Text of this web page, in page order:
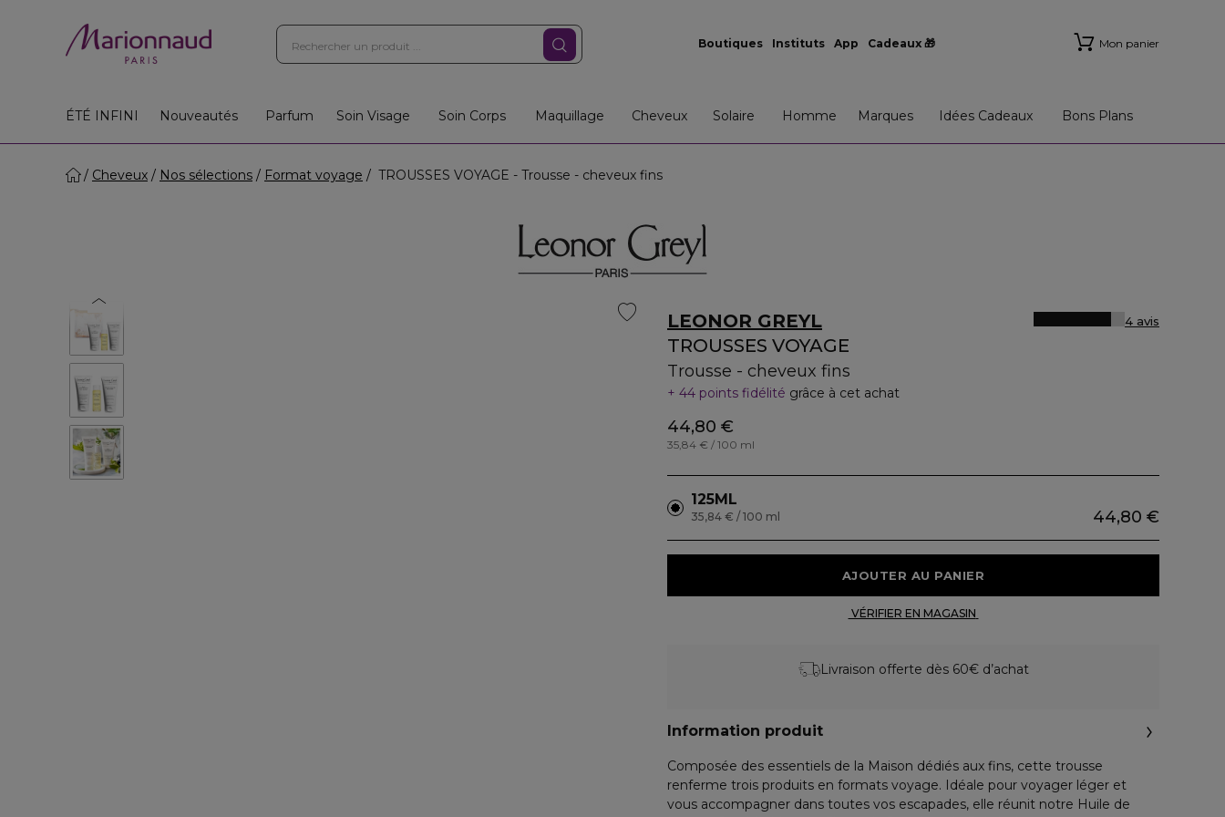
Boutiques Instituts App Cadeaux 🎁 Mon panier
ÉTÉ INFINI Nouveautés Parfum Soin Visage Soin Corps Maquillage Cheveux Solaire Homme Marques Idées Cadeaux Bons Plans
Cheveux Nos sélections Format voyage TROUSSES VOYAGE - Trousse - cheveux fins
LEONOR GREYL
TROUSSES VOYAGE
Trousse - cheveux fins
4 avis
44 points fidélité grâce à cet achat
44,80 €
35,84 € / 100 ml
125ML
44,80 €
35,84 € / 100 ml
Livraison offerte dès 60€ d’achat
Information produit
Composée des essentiels de la Maison dédiés aux fins, cette trousse
renferme trois produits en formats voyage. Idéale pour voyager léger et
vous accompagner dans toutes vos escapades, elle réunit notre Huile de